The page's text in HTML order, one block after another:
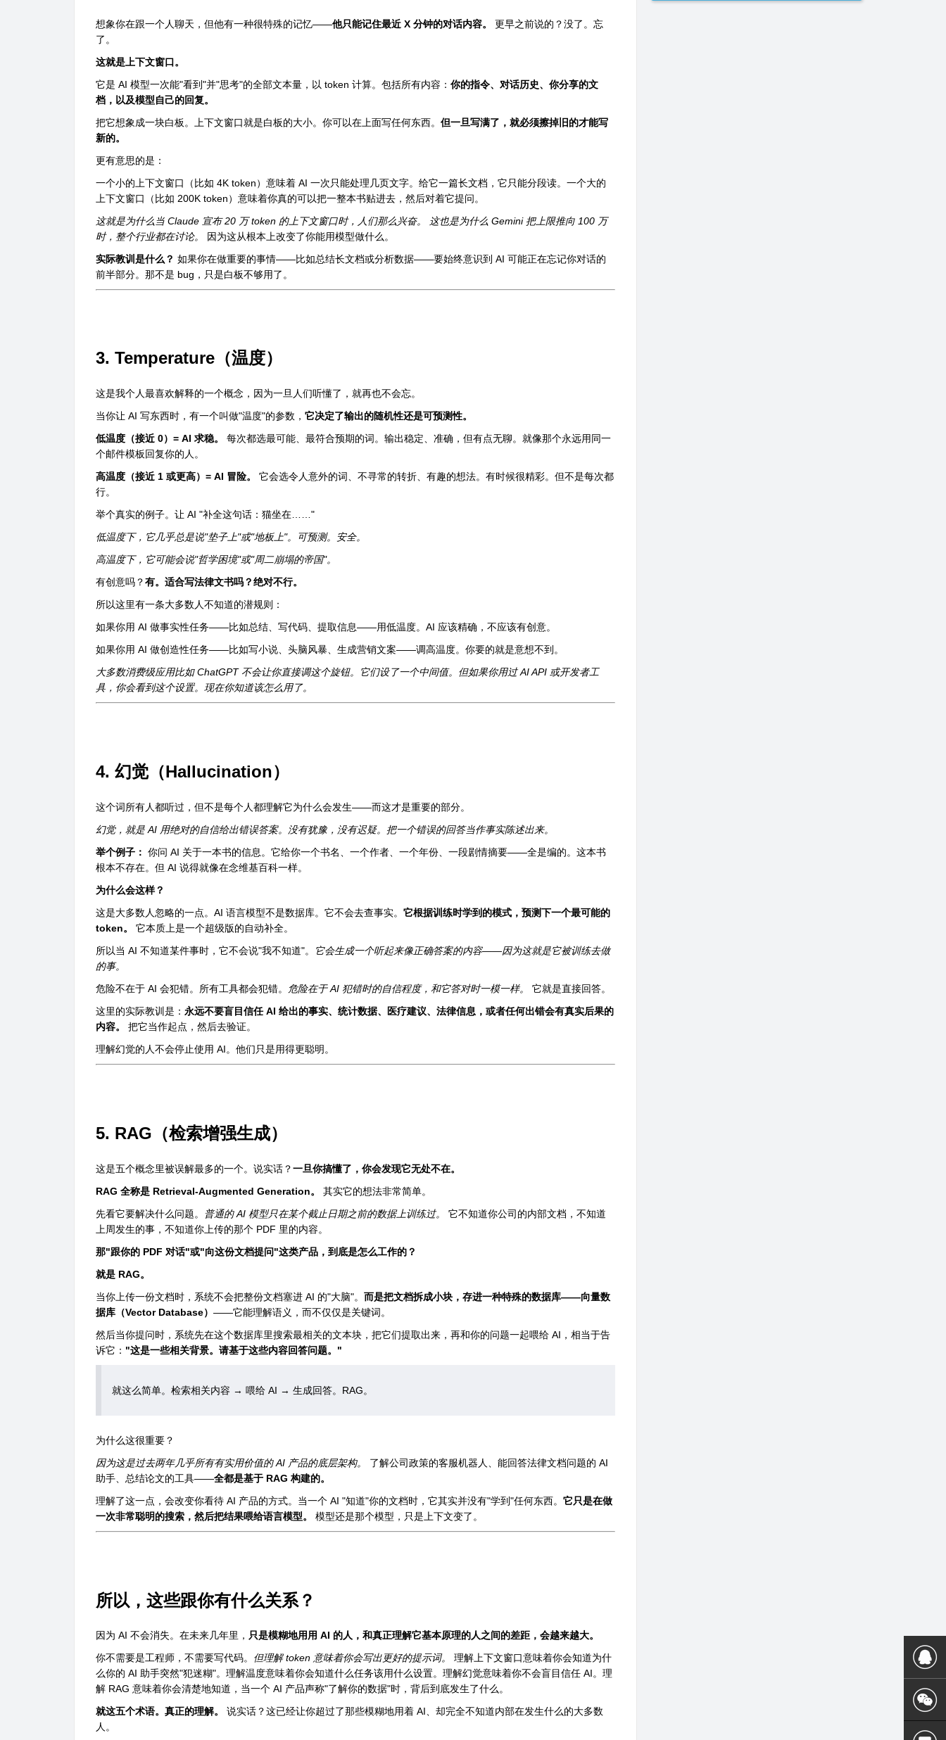
想象你在跟一个人聊天，但他有一种很特殊的记忆——他只能记住最近 X 分钟的对话内容。
更早之前说的？没了。忘
了。
这就是上下文窗口。
它是 AI 模型一次能"看到"并"思考"的全部文本量，以 token 计算。包括所有内容： 你的指令、对话历史、你分享的文
档，以及模型自己的回复。
把它想象成一块白板。上下文窗口就是白板的大小。你可以在上面写任何东西。 但一旦写满了，就必须擦掉旧的才能写
新的。
更有意思的是：
一个小的上下文窗口（比如 4K token）意味着 AI 一次只能处理几页文字。给它一篇长文档，它只能分段读。一个大的
上下文窗口（比如 200K token）意味着你真的可以把一整本书贴进去，然后对着它提问。
这就是为什么当 Claude 宣布 20 万 token 的上下文窗口时，人们那么兴奋。
这也是为什么 Gemini 把上限推向 100 万
时，整个行业都在讨论。
因为这从根本上改变了你能用模型做什么。
实际教训是什么？ 如果你在做重要的事情——比如总结长文档或分析数据——要始终意识到 AI 可能正在忘记你对话的
前半部分。那不是 bug，只是白板不够用了。
3. Temperature（温度）
这是我个人最喜欢解释的一个概念，因为一旦人们听懂了，就再也不会忘。
当你让 AI 写东西时，有一个叫做"温度"的参数， 它决定了输出的随机性还是可预测性。
低温度（接近 0）= AI 求稳。
每次都选最可能、最符合预期的词。输出稳定、准确，但有点无聊。就像那个永远用同一
个邮件模板回复你的人。
高温度（接近 1 或更高）= AI 冒险。
它会选令人意外的词、不寻常的转折、有趣的想法。有时候很精彩。但不是每次都
行。
举个真实的例子。让 AI "补全这句话：猫坐在……"
低温度下，它几乎总是说"垫子上"或"地板上"。可预测。安全。
高温度下，它可能会说"哲学困境"或"周二崩塌的帝国"。
有创意吗？有。适合写法律文书吗？绝对不行。
所以这里有一条大多数人不知道的潜规则：
如果你用 AI 做事实性任务——比如总结、写代码、提取信息——用低温度。AI 应该精确，不应该有创意。
如果你用 AI 做创造性任务——比如写小说、头脑风暴、生成营销文案——调高温度。你要的就是意想不到。
大多数消费级应用比如 ChatGPT 不会让你直接调这个旋钮。它们设了一个中间值。但如果你用过 AI API 或开发者工
具，你会看到这个设置。现在你知道该怎么用了。
4. 幻觉（Hallucination）
这个词所有人都听过，但不是每个人都理解它为什么会发生——而这才是重要的部分。
幻觉，就是 AI 用绝对的自信给出错误答案。没有犹豫，没有迟疑。把一个错误的回答当作事实陈述出来。
举个例子： 你问 AI 关于一本书的信息。它给你一个书名、一个作者、一个年份、一段剧情摘要——全是编的。这本书
根本不存在。但 AI 说得就像在念维基百科一样。
为什么会这样？
这是大多数人忽略的一点。AI 语言模型不是数据库。它不会去查事实。 它根据训练时学到的模式，预测下一个最可能的
token。
它本质上是一个超级版的自动补全。
所以当 AI 不知道某件事时，它不会说"我不知道"。
它会生成一个听起来像正确答案的内容——因为这就是它被训练去做
的事。
危险不在于 AI 会犯错。所有工具都会犯错。
危险在于 AI 犯错时的自信程度，和它答对时一模一样。
它就是直接回答。
这里的实际教训是： 永远不要盲目信任 AI 给出的事实、统计数据、医疗建议、法律信息，或者任何出错会有真实后果的
内容。
把它当作起点，然后去验证。
理解幻觉的人不会停止使用 AI。他们只是用得更聪明。
5. RAG（检索增强生成）
这是五个概念里被误解最多的一个。说实话？一旦你搞懂了，你会发现它无处不在。
RAG 全称是 Retrieval-Augmented Generation。
其实它的想法非常简单。
先看它要解决什么问题。 普通的 AI 模型只在某个截止日期之前的数据上训练过。
它不知道你公司的内部文档，不知道
上周发生的事，不知道你上传的那个 PDF 里的内容。
那"跟你的 PDF 对话"或"向这份文档提问"这类产品，到底是怎么工作的？
就是 RAG。
当你上传一份文档时，系统不会把整份文档塞进 AI 的"大脑"。 而是把文档拆成小块，存进一种特殊的数据库——向量数
据库（Vector Database） ——它能理解语义，而不仅仅是关键词。
然后当你提问时，系统先在这个数据库里搜索最相关的文本块，把它们提取出来，再和你的问题一起喂给 AI，相当于告
诉它： "这是一些相关背景。请基于这些内容回答问题。"
就这么简单。检索相关内容 → 喂给 AI → 生成回答。RAG。
为什么这很重要？
因为这是过去两年几乎所有有实用价值的 AI 产品的底层架构。
了解公司政策的客服机器人、能回答法律文档问题的 AI
助手、总结论文的工具——全都是基于 RAG 构建的。
理解了这一点，会改变你看待 AI 产品的方式。当一个 AI "知道"你的文档时，它其实并没有"学到"任何东西。 它只是在做
一次非常聪明的搜索，然后把结果喂给语言模型。
模型还是那个模型，只是上下文变了。
所以，这些跟你有什么关系？
因为 AI 不会消失。在未来几年里， 只是模糊地用用 AI 的人，和真正理解它基本原理的人之间的差距，会越来越大。
你不需要是工程师，不需要写代码。 但理解 token 意味着你会写出更好的提示词。
理解上下文窗口意味着你会知道为什
么你的 AI 助手突然"犯迷糊"。理解温度意味着你会知道什么任务该用什么设置。理解幻觉意味着你不会盲目信任 AI。理
解 RAG 意味着你会清楚地知道，当一个 AI 产品声称"了解你的数据"时，背后到底发生了什么。
就这五个术语。真正的理解。
说实话？这已经让你超过了那些模糊地用着 AI、却完全不知道内部在发生什么的大多数
人。